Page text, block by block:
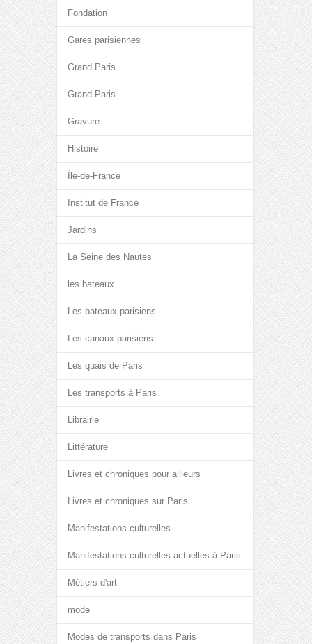
Fondation
Gares parisiennes
Grand Paris
Grand Paris
Gravure
Histoire
Île-de-France
Institut de France
Jardins
La Seine des Nautes
les bateaux
Les bateaux parisiens
Les canaux parisiens
Les quais de Paris
Les transports à Paris
Librairie
Littérature
Livres et chroniques pour ailleurs
Livres et chroniques sur Paris
Manifestations culturelles
Manifestations culturelles actuelles à Paris
Métiers d'art
mode
Modes de transports dans Paris